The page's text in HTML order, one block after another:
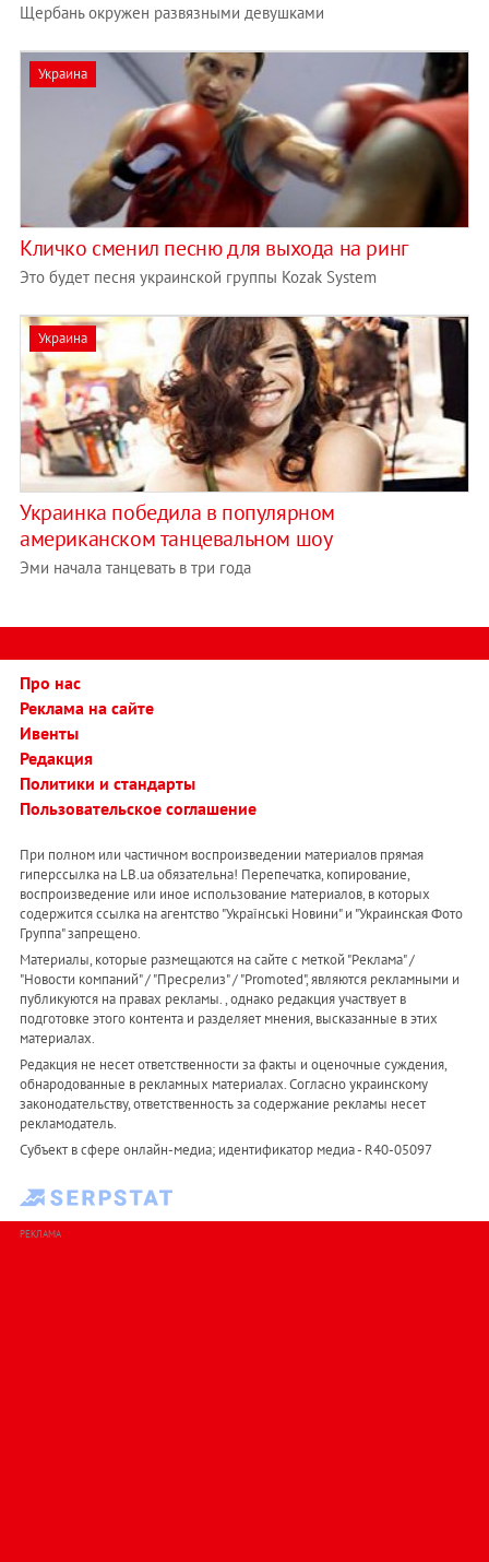
Щербань окружен развязными девушками
Украина
Кличко сменил песню для выхода на ринг
Это будет песня украинской группы Kozak System
Украина
Украинка победила в популярном
американском танцевальном шоу
Эми начала танцевать в три года
Про нас
Реклама на сайте
Ивенты
Редакция
Политики и стандарты
Пользовательское соглашение
При полном или частичном воспроизведении материалов прямая
гиперссылка на LB.ua обязательна! Перепечатка, копирование,
воспроизведение или иное использование материалов, в которых
содержится ссылка на агентство "Українськi Новини" и "Украинская Фото
Группа" запрещено.
Материалы, которые размещаются на сайте с меткой "Реклама" /
"Новости компаний" / "Пресрелиз" / "Promoted", являются рекламными и
публикуются на правах рекламы. , однако редакция участвует в
подготовке этого контента и разделяет мнения, высказанные в этих
материалах.
Редакция не несет ответственности за факты и оценочные суждения,
обнародованные в рекламных материалах. Согласно украинскому
законодательству, ответственность за содержание рекламы несет
рекламодатель.
Субъект в сфере онлайн-медиа; идентификатор медиа - R40-05097
РЕКЛАМА